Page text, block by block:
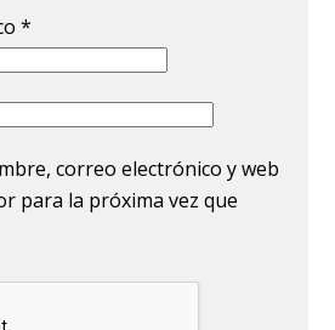
*
correo electrónico y web
para la próxima vez que